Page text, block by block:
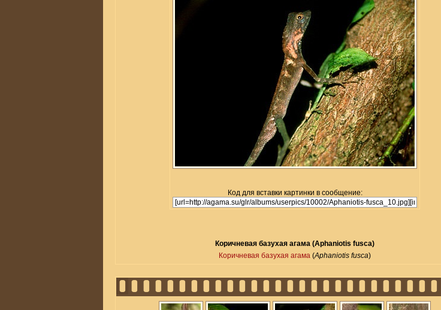
Код для вставки картинки в сообщение:
Коричневая базухая агама (Aphaniotis fusca)
Коричневая базухая агама (Aphaniotis fusca)